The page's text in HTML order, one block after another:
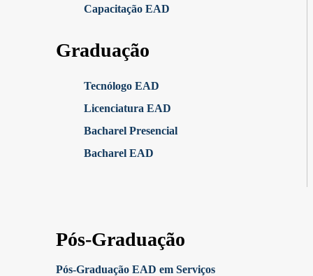
Capacitação EAD
Graduação
Tecnólogo EAD
Licenciatura EAD
Bacharel Presencial
Bacharel EAD
Pós-Graduação
Pós-Graduação EAD em Serviços